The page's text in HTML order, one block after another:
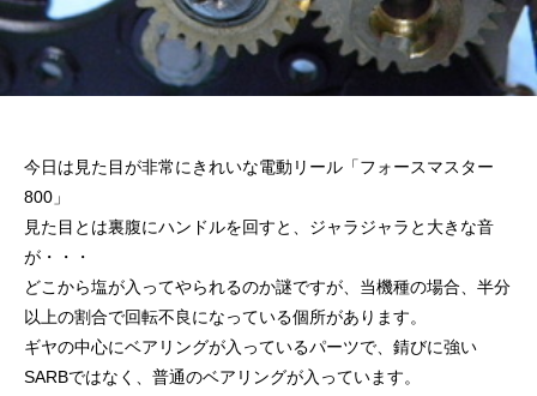
セルフメンテナンス用品
2024.06.23 2024.05.09
今日は見た目が非常にきれいな電動リール「フォースマスター
800」
見た目とは裏腹にハンドルを回すと、ジャラジャラと大きな音
が・・・
どこから塩が入ってやられるのか謎ですが、当機種の場合、半分
以上の割合で回転不良になっている個所があります。
ギヤの中心にベアリングが入っているパーツで、錆びに強い
SARBではなく、普通のベアリングが入っています。